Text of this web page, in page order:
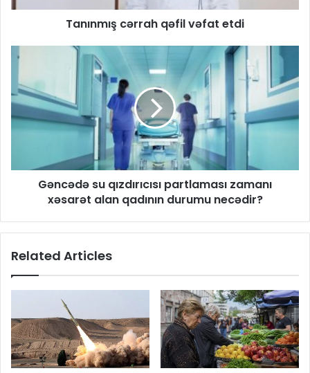
Tanınmış cərrah qəfil vəfat etdi
Gəncədə su qızdırıcısı partlaması zamanı
xəsarət alan qadının durumu necədir?
Related Articles